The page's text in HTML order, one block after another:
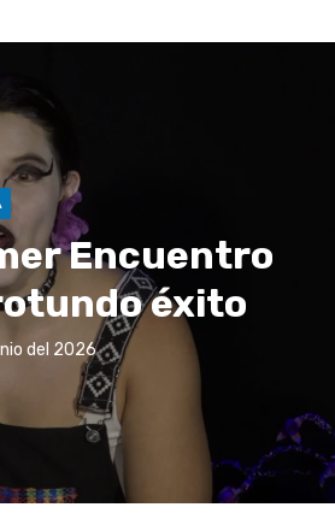
Encuentro
éxito
del 2026